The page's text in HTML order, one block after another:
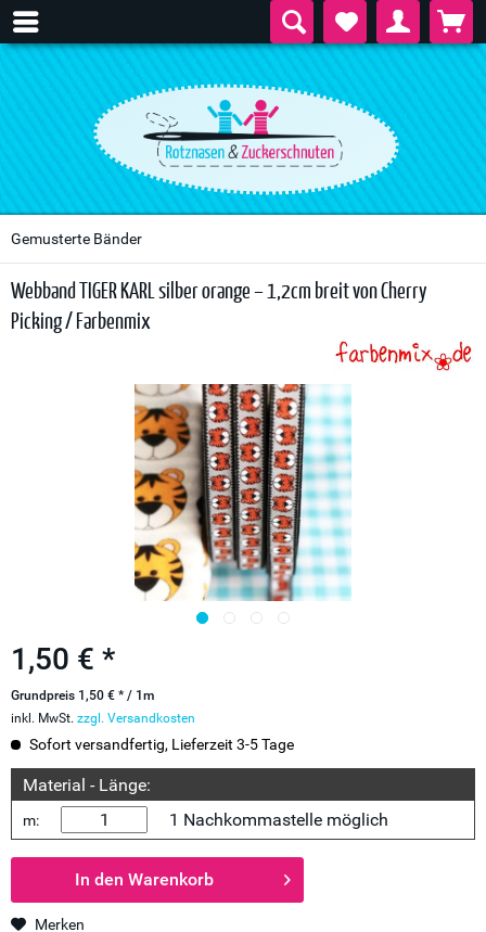
Gemusterte Bänder
Webband TIGER KARL silber orange – 1,2cm breit von Cherry
Picking / Farbenmix
1,50 € *
Grundpreis 1,50 € * / 1m
inkl. MwSt. zzgl. Versandkosten
Sofort versandfertig, Lieferzeit 3-5 Tage
Material - Länge:
m: 1 Nachkommastelle möglich
In den Warenkorb
Merken